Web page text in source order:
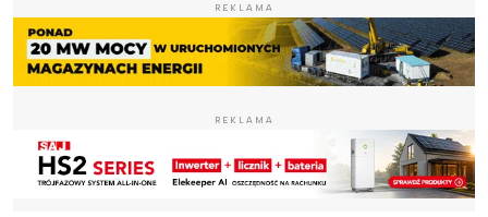
REKLAMA
REKLAMA